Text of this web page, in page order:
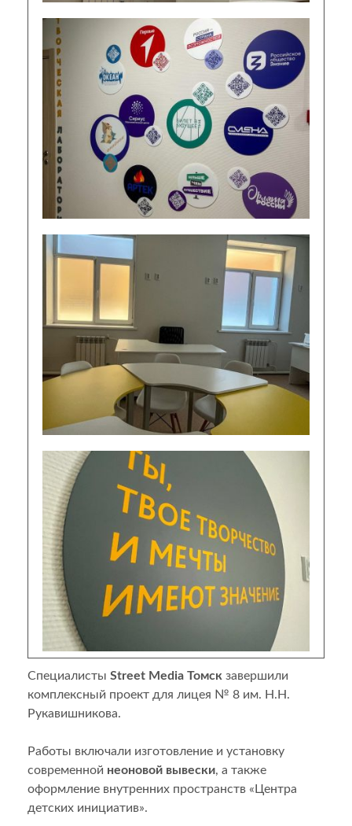
Специалисты Street Media Томск завершили
комплексный проект для лицея № 8 им. Н.Н.
Рукавишникова.
Работы включали изготовление и установку
современной неоновой вывески, а также
оформление внутренних пространств «Центра
детских инициатив».